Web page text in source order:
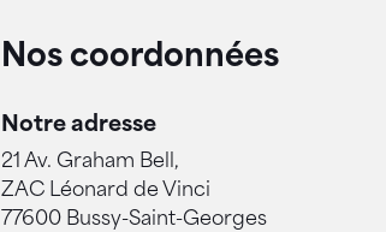
Nos coordonnées
Notre adresse
21 Av. Graham Bell,
ZAC Léonard de Vinci
77600 Bussy-Saint-Georges